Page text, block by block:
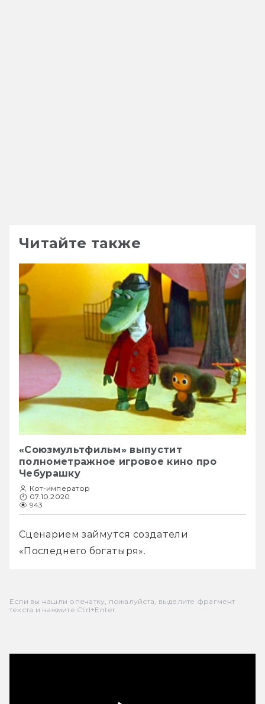
Читайте также
«Союзмультфильм» выпустит
полнометражное игровое кино про
Чебурашку
Кот-император
07.10.2020
943
Сценарием займутся создатели
«Последнего богатыря».
Если вы нашли опечатку, пожалуйста, выделите фрагмент
текста и нажмите Ctrl+Enter.